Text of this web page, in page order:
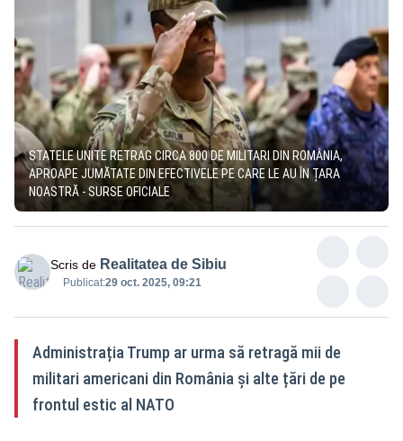
STATELE UNITE RETRAG CIRCA 800 DE MILITARI DIN ROMÂNIA,
APROAPE JUMĂTATE DIN EFECTIVELE PE CARE LE AU ÎN ȚARA
NOASTRĂ - SURSE OFICIALE
Scris de Realitatea de Sibiu
Publicat:29 oct. 2025, 09:21
Administrația Trump ar urma să retragă mii de
militari americani din România și alte țări de pe
frontul estic al NATO